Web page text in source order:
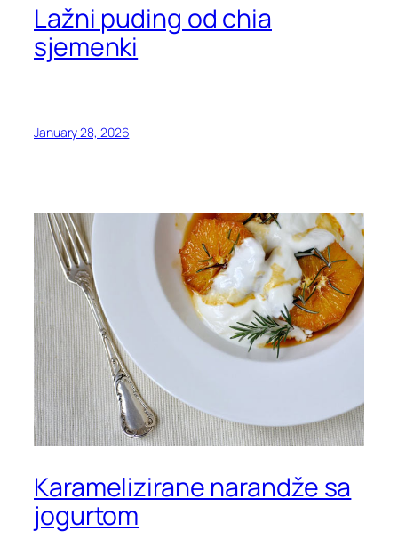
Lažni puding od chia
sjemenki
January 28, 2026
Karamelizirane narandže sa
jogurtom